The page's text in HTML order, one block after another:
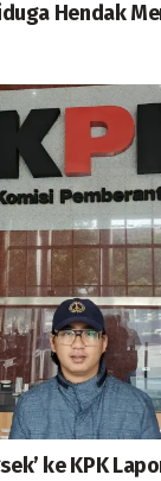
Hendak
ke KPK